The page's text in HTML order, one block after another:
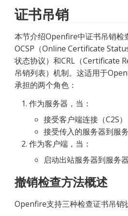
证书吊销
本节介绍Openfire中证书吊销检
OCSP（Online Certificate
状态协议）和CRL（Certificate
吊销列表）机制。这适用于
承担的两个角色：
作为服务器，当：
接受客户端连接（C2S）
接受传入的服务器到服
作为客户端，当：
启动出站服务器到服务
撤销检查方法概述
Openfire支持三种检查证书吊销